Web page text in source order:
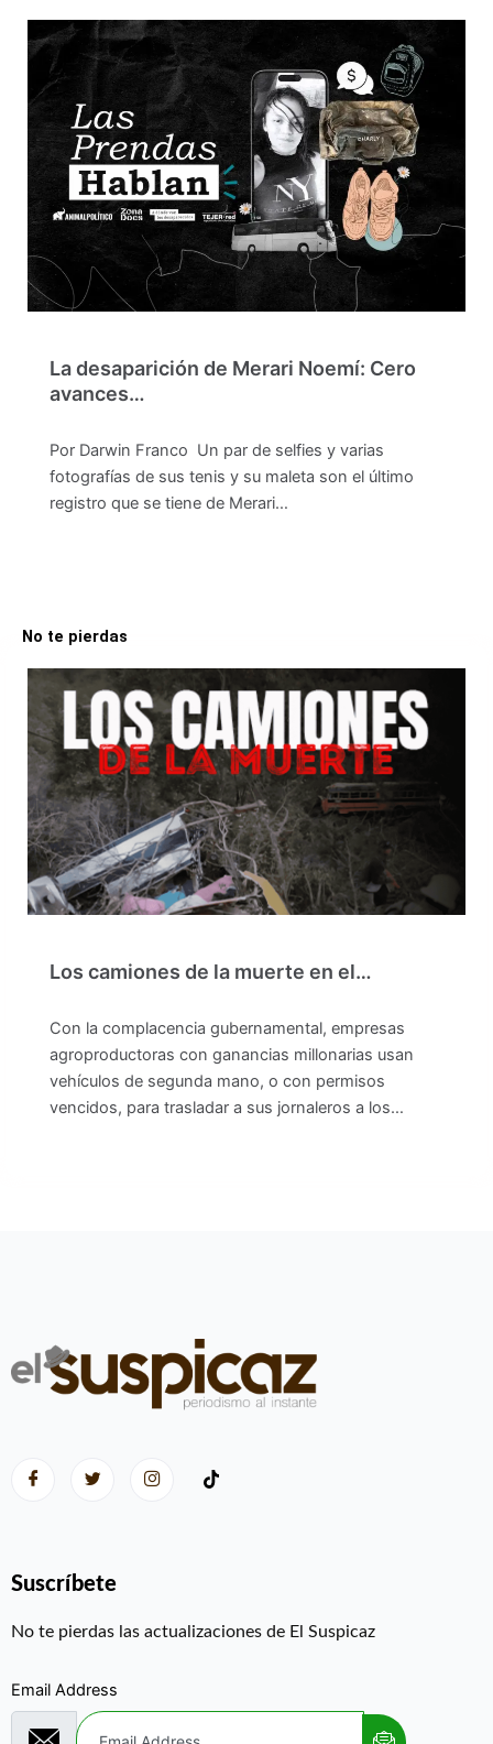
La desaparición de Merari Noemí: Cero
avances…
Por Darwin Franco Un par de selfies y varias
fotografías de sus tenis y su maleta son el último
registro que se tiene de Merari…
No te pierdas
Los camiones de la muerte en el…
Con la complacencia gubernamental, empresas
agroproductoras con ganancias millonarias usan
vehículos de segunda mano, o con permisos
vencidos, para trasladar a sus jornaleros a los…
Suscríbete
No te pierdas las actualizaciones de El Suspicaz
Email Address